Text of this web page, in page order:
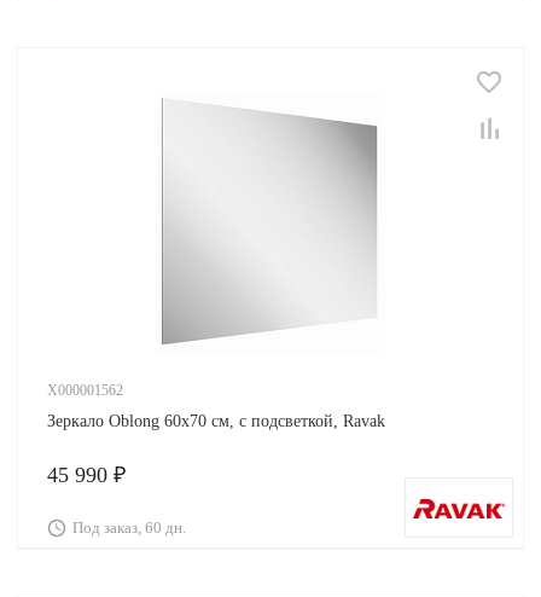
X000001562
Зеркало Oblong 60х70 см, с подсветкой, Ravak
45 990 ₽
Под заказ, 60 дн.